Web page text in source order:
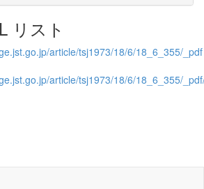
リスト
article/tsj1973/18/6/18_6_355/_pdf
article/tsj1973/18/6/18_6_355/